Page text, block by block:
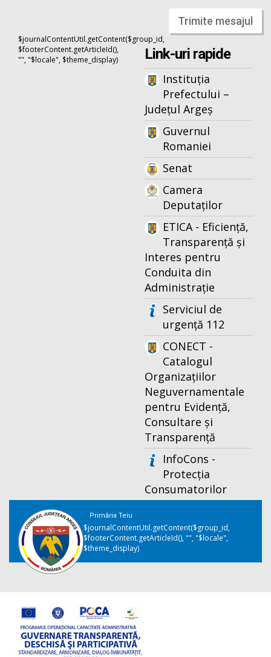
Trimite mesajul
$journalContentUtil.getContent($group_id,
$footerContent.getArticleId(),
"", "$locale", $theme_display)
Link-uri rapide
Instituția
Prefectului –
Județul Argeș
Guvernul
Romaniei
Senat
Camera
Deputaților
ETICA - Eficiență,
Transparență și
Interes pentru
Conduita din
Administrație
Serviciul de
urgență 112
CONECT -
Catalogul
Organizațiilor
Neguvernamentale
pentru Evidență,
Consultare și
Transparență
InfoCons -
Protecția
Consumatorilor
Primăria Teiu
$journalContentUtil.getContent($group_id,
$footerContent.getArticleId(), "", "$locale",
$theme_display)